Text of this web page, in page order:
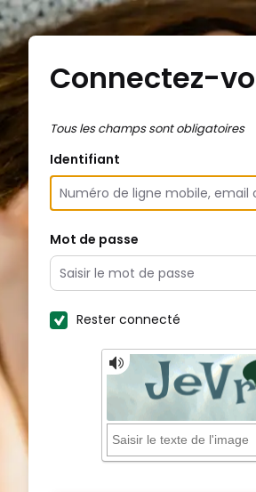
Connectez-
Tous les champs sont obligatoires
Identifiant
Mot de passe
Rester connecté